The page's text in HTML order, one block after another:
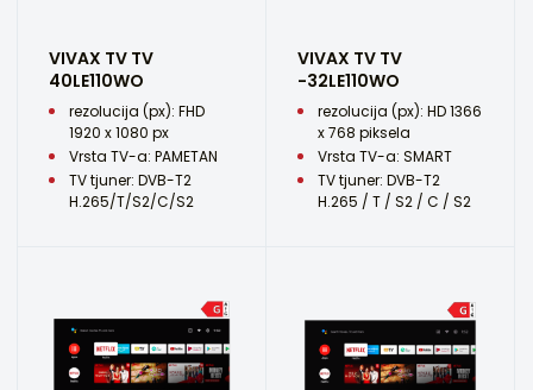
VIVAX TV TV
40LE110WO
rezolucija (px): FHD
1920 x 1080 px
Vrsta TV-a: PAMETAN
TV tjuner: DVB-T2
H.265/T/S2/C/S2
VIVAX TV TV
-32LE110WO
rezolucija (px): HD 1366
x 768 piksela
Vrsta TV-a: SMART
TV tjuner: DVB-T2
H.265 / T / S2 / C / S2